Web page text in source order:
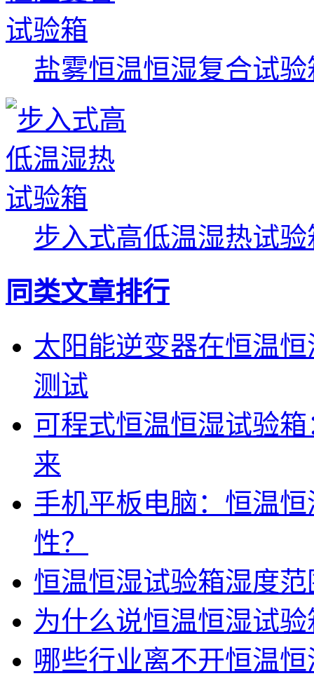
盐雾恒温恒湿复合试验
步入式高低温湿热试验
同类文章排行
太阳能逆变器在恒温
测试
可程式恒温恒湿试验
来
手机平板电脑：恒温
性？
恒温恒湿试验箱湿度范
为什么说恒温恒湿试
哪些行业离不开恒温